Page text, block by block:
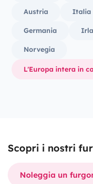
Austria Italia
Germania
Norvegia
L'Europa intera in
Scopri i nostri
Noleggia un